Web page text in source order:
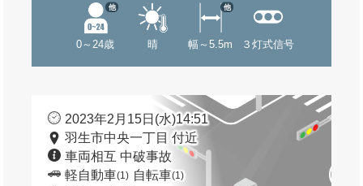
0～24歳
他
晴 幅～5.5m
他
３灯式信号
2023年2月15日(水)14:51
羽生市中央一丁目 付近
車両相互 中破事故
軽自動車(1) 自転車(1)